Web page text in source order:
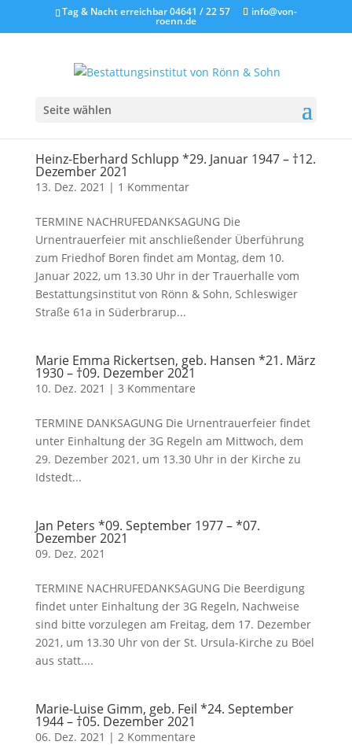
Tag & Nacht erreichbar 04641 / 22 57 info@von-
roenn.de
Seite wählen
Heinz-Eberhard Schlupp *29. Januar 1947 – †12.
Dezember 2021
13. Dez. 2021 | 1 Kommentar
TERMINE NACHRUFEDANKSAGUNG Die
Urnentrauerfeier mit anschließender Überführung
zum Friedhof Boren findet am Montag, dem 10.
Januar 2022, um 13.30 Uhr in der Trauerhalle vom
Bestattungsinstitut von Rönn & Sohn, Schleswiger
Straße 61a in Süderbrarup...
Marie Emma Rickertsen, geb. Hansen *21. März
1930 – †09. Dezember 2021
10. Dez. 2021 | 3 Kommentare
TERMINE DANKSAGUNG Die Urnentrauerfeier findet
unter Einhaltung der 3G Regeln am Mittwoch, dem
29. Dezember 2021, um 13.30 Uhr in der Kirche zu
Idstedt...
Jan Peters *09. September 1977 – *07.
Dezember 2021
09. Dez. 2021
TERMINE NACHRUFEDANKSAGUNG Die Beerdigung
findet unter Einhaltung der 3G Regeln, Nachweise
sind bitte vorzulegen am Freitag, dem 17. Dezember
2021, um 13.30 Uhr von der St. Ursula-Kirche zu Böel
aus statt....
Marie-Luise Gimm, geb. Feil *24. September
1944 – †05. Dezember 2021
06. Dez. 2021 | 2 Kommentare